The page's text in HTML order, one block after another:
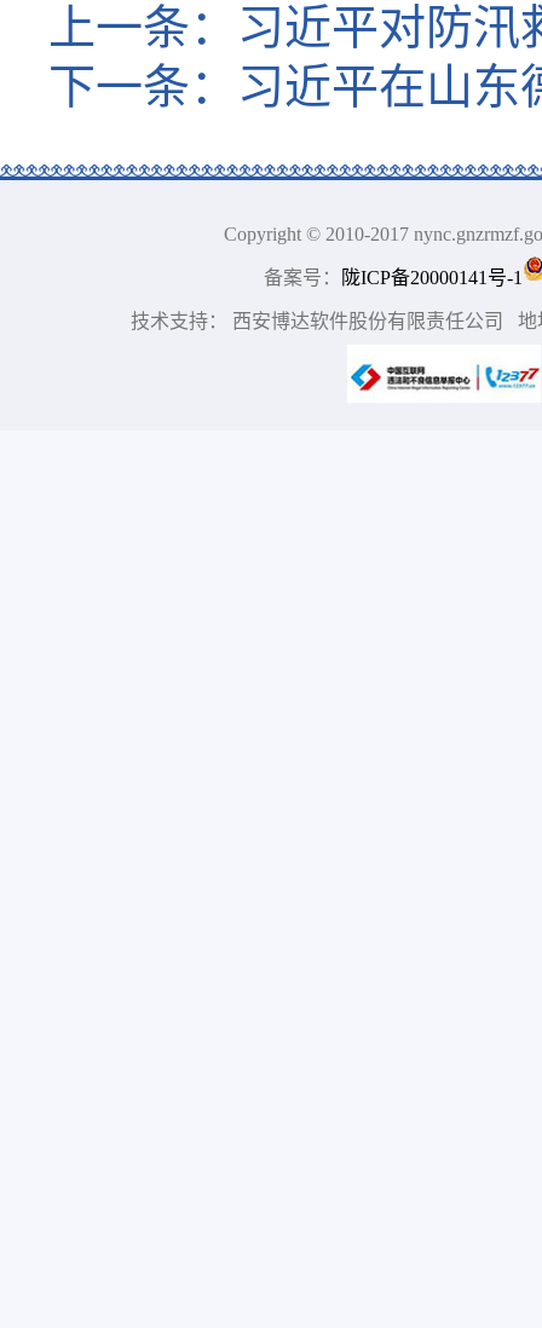
上一条： 习近平对防汛
下一条： 习近平在山东
Copyright © 2010-2017
备案号： 陇ICP备20000141号-1
技术支持： 西安博达软件股份有限责任公司 地